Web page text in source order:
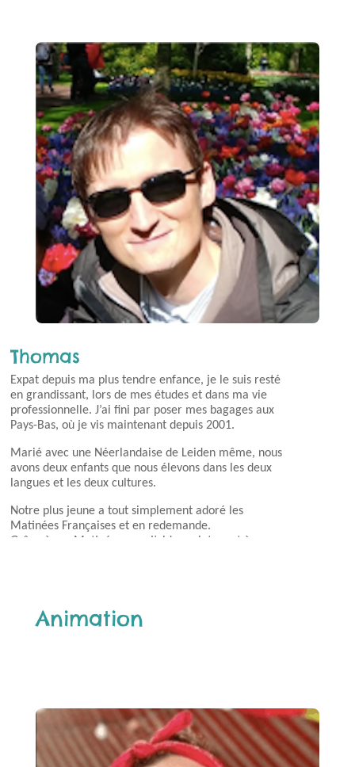
Thomas
Expat depuis ma plus tendre enfance, je le suis resté
en grandissant, lors de mes études et dans ma vie
professionnelle. J’ai fini par poser mes bagages aux
Pays-Bas, où je vis maintenant depuis 2001.
Marié avec une Néerlandaise de Leiden même, nous
avons deux enfants que nous élevons dans les deux
langues et les deux cultures.
Notre plus jeune a tout simplement adoré les
Matinées Françaises et en redemande.
Grâce à ces Matinées, que j’aide maintenant à
Animation